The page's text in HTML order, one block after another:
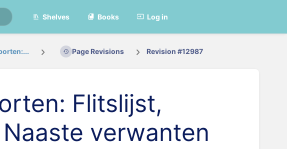
Shelves Books Log in
Page Revisions Revision #12987
Flitslijst,
verwanten